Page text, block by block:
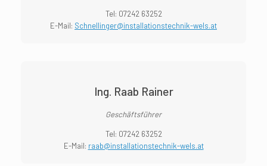
Tel: 07242 63252
E-Mail: Schnellinger@installationstechnik-wels.at
Ing. Raab Rainer
Geschäftsführer
Tel: 07242 63252
E-Mail: raab@installationstechnik-wels.at